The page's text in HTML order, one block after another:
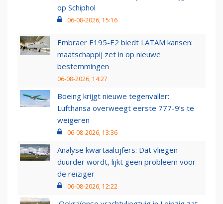
op Schiphol
06-08-2026, 15:16
Embraer E195-E2 biedt LATAM kansen:
maatschappij zet in op nieuwe
bestemmingen
06-08-2026, 14:27
Boeing krijgt nieuwe tegenvaller:
Lufthansa overweegt eerste 777-9’s te
weigeren
06-08-2026, 13:36
Analyse kwartaalcijfers: Dat vliegen
duurder wordt, lijkt geen probleem voor
de reiziger
06-08-2026, 12:22